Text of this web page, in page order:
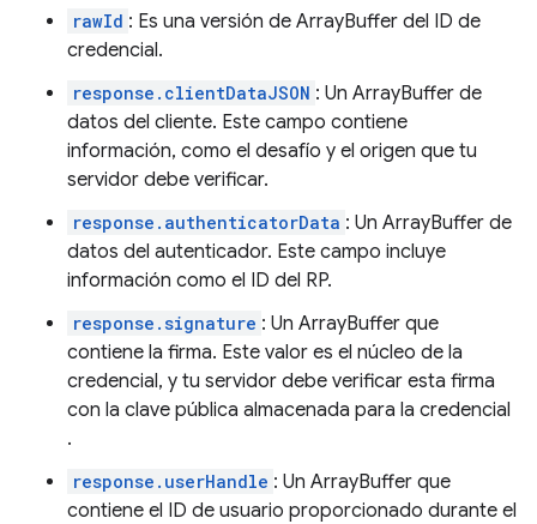
rawId : Es una versión de ArrayBuffer del ID de
credencial.
response.clientDataJSON : Un ArrayBuffer de
datos del cliente. Este campo contiene
información, como el desafío y el origen que tu
servidor debe verificar.
response.authenticatorData : Un ArrayBuffer de
datos del autenticador. Este campo incluye
información como el ID del RP.
response.signature : Un ArrayBuffer que
contiene la firma. Este valor es el núcleo de la
credencial, y tu servidor debe verificar esta firma
con la clave pública almacenada para la credencial
.
response.userHandle : Un ArrayBuffer que
contiene el ID de usuario proporcionado durante el